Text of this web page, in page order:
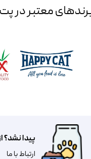
معتبر در پت
پیدا
​​​ارتباط با ما